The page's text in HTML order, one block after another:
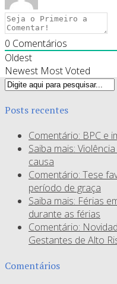
0 Comentários
Oldest
Newest Most Voted
Posts recentes
Comentário: BPC e
Saiba mais:
causa
Comentário: Tese
período de graça
Saiba mais: Férias
durante as férias
Comentário:
Gestantes de Alto
Comentários